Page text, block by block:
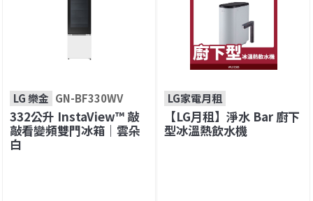
LG 樂金 GN-BF330WV
332公升 InstaView™ 敲
敲看變頻雙門冰箱｜雲朵
白
LG家電月租
【LG月租】淨水 Bar 廚下
型冰溫熱飲水機